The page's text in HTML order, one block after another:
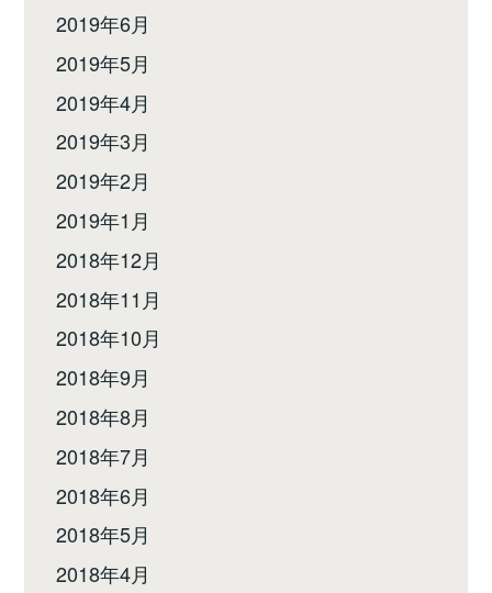
2019年6月
2019年5月
2019年4月
2019年3月
2019年2月
2019年1月
2018年12月
2018年11月
2018年10月
2018年9月
2018年8月
2018年7月
2018年6月
2018年5月
2018年4月